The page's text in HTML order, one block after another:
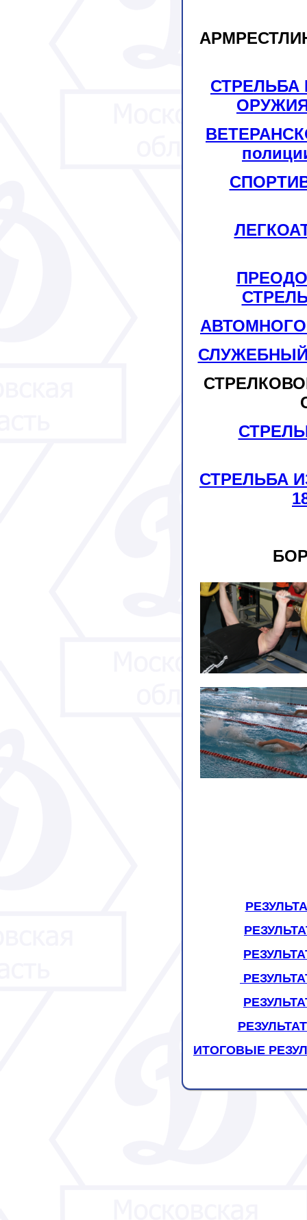
СТРЕЛЬБА
ОРУЖИЯ
СТРЕЛЬБА
ИТОГОВЫЕ